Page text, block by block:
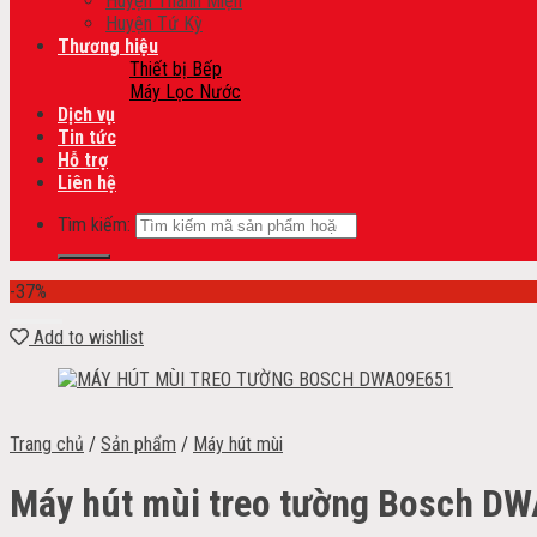
Huyện Tứ Kỳ
Thương hiệu
Thiết bị Bếp
Máy Lọc Nước
Dịch vụ
Tin tức
Hỗ trợ
Liên hệ
Tìm kiếm:
-37%
Add to wishlist
Trang chủ / Sản phẩm / Máy hút mùi
Máy hút mùi treo tường Bosch